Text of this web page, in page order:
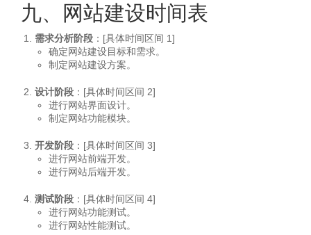
九、网站建设时间表
需求分析阶段 ：[具体时间区间 1]
确定网站建设目标和需求。
制定网站建设方案。
设计阶段 ：[具体时间区间 2]
进行网站界面设计。
制定网站功能模块。
开发阶段 ：[具体时间区间 3]
进行网站前端开发。
进行网站后端开发。
测试阶段 ：[具体时间区间 4]
进行网站功能测试。
进行网站性能测试。